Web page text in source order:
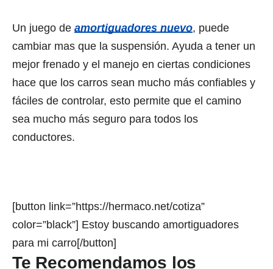
Un juego de amortiguadores nuevo, puede
cambiar mas que la suspensión. Ayuda a tener un
mejor frenado y el manejo en ciertas condiciones
hace que los carros sean mucho más confiables y
fáciles de controlar, esto permite que el camino
sea mucho más seguro para todos los
conductores.
[button link=”https://hermaco.net/cotiza”
color=”black”] Estoy buscando amortiguadores
para mi carro[/button]
Te Recomendamos los